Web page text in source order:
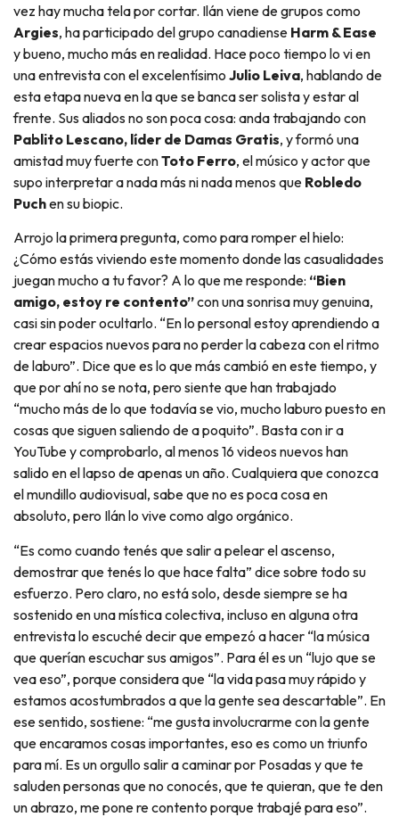
vez hay mucha tela por cortar. Ilán viene de grupos como
Argies, ha participado del grupo canadiense Harm & Ease
y bueno, mucho más en realidad. Hace poco tiempo lo vi en
una entrevista con el excelentísimo Julio Leiva, hablando de
esta etapa nueva en la que se banca ser solista y estar al
frente. Sus aliados no son poca cosa: anda trabajando con
Pablito Lescano, líder de Damas Gratis, y formó una
amistad muy fuerte conToto Ferro, el músico y actor que
supo interpretar a nada más ni nada menos que Robledo
Puchen su biopic.
Arrojo la primera pregunta, como para romper el hielo:
¿Cómo estás viviendo este momento donde las casualidades
juegan mucho a tu favor? A lo que me responde: “Bien
amigo, estoy re contento”con una sonrisa muy genuina,
casi sin poder ocultarlo. “En lo personal estoy aprendiendo a
crear espacios nuevos para no perder la cabeza con el ritmo
de laburo”. Dice que es lo que más cambió en este tiempo, y
que por ahí no se nota, pero siente que han trabajado
“mucho más de lo que todavía se vio, mucho laburo puesto en
cosas que siguen saliendo de a poquito”. Basta con ir a
YouTube y comprobarlo, al menos 16 videos nuevos han
salido en el lapso de apenas un año. Cualquiera que conozca
el mundillo audiovisual, sabe que no es poca cosa en
absoluto, pero Ilán lo vive como algo orgánico.
“Es como cuando tenés que salir a pelear el ascenso,
demostrar que tenés lo que hace falta” dice sobre todo su
esfuerzo. Pero claro, no está solo, desde siempre se ha
sostenido en una mística colectiva, incluso en alguna otra
entrevista lo escuché decir que empezó a hacer “la música
que querían escuchar sus amigos”. Para él es un “lujo que se
vea eso”, porque considera que “la vida pasa muy rápido y
estamos acostumbrados a que la gente sea descartable”. En
ese sentido, sostiene: “me gusta involucrarme con la gente
que encaramos cosas importantes, eso es como un triunfo
para mí. Es un orgullo salir a caminar por Posadas y que te
saluden personas que no conocés, que te quieran, que te den
un abrazo, me pone re contento porque trabajé para eso”.